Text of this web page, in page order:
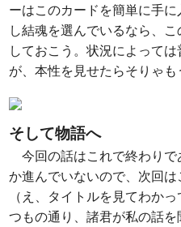
ーはこのカードを簡単に手
し結魂を選んでいるなら、
しておこう。状況によって
が、本性を見せたらそりゃも
そして物語へ
今回の話はこれで終わりで
か進んでいないので、次回
（え、タイトルを見てわか
つもの通り、諸君が私の話